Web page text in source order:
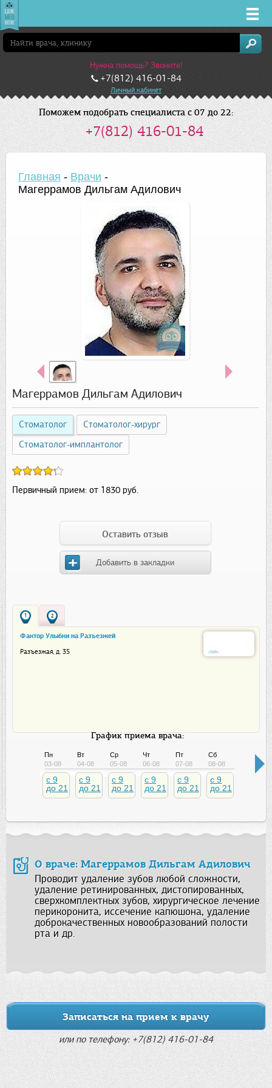
Врачи
Клиники
Заболевания
Лекарства
Акции
Нужна помощь? Звоните!
+7(812) 416-01-84
Личный кабинет
Поможем подобрать специалиста с 07 до 22:
+7(812) 416-01-84
Главная - Врачи -
Магеррамов Дильгам Адилович
Магеррамов Дильгам Адилович
Стоматолог
Стоматолог-хирург
Стоматолог-имплантолог
Первичный прием: от 1830 руб.
Оставить отзыв
Добавить в закладки
1 2
Фактор Улыбки на Разъезжей
Разъезжая, д. 35
График приема врача:
Пн
03-08
c 9
до 21
Вт
04-08
c 9
до 21
Ср
05-08
c 9
до 21
Чт
06-08
c 9
до 21
Пт
07-08
c 9
до 21
Сб
08-08
c 9
до 21
О враче: Магеррамов Дильгам Адилович
Проводит удаление зубов любой сложности,
удаление ретинированных, дистопированных,
сверхкомплектных зубов, хирургическое лечение
перикоронита, иссечение капюшона, удаление
доброкачественных новообразований полости
рта и др.
Записаться на прием к врачу
или по телефону: +7(812) 416-01-84